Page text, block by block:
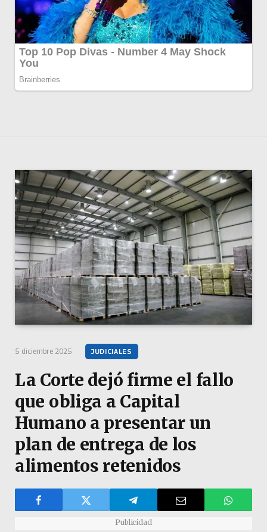
5 diciembre 2025 JUDICIALES
La Corte dejó firme el fallo
que obliga a Capital
Humano a presentar un
plan de entrega de los
alimentos retenidos
Publicidad